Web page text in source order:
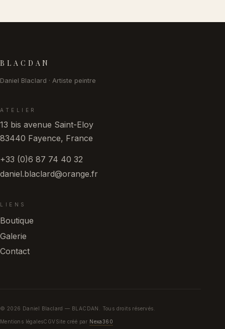
BLACDAN
Daniel Blaclard · Artiste peintre
ATELIER
13 bis avenue Saint-Eloy
83440 Fayence, France
+33 (0)6 87 74 40 32
daniel.blaclard@orange.fr
LIENS
Boutique
Galerie
Contact
© 2026 Daniel Blaclard — BLACDAN. Tous droits réservés.
Mentions légalesCGVSite créé par Nexa360